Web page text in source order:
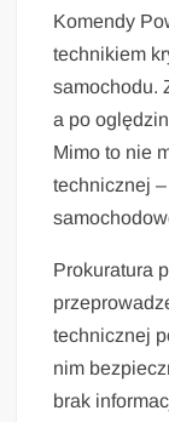
Komendy
technikiem
samochodu.
a po
Mimo to nie
technicznej
Prokuratura
technicznej
nim
brak